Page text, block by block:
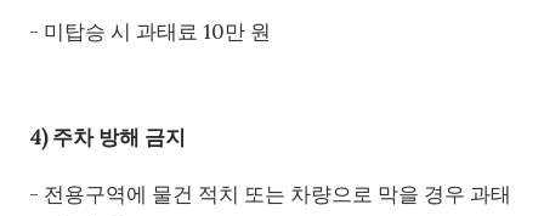
- 미탑승 시 과태료 10만 원
4) 주차 방해 금지
- 전용구역에 물건 적치 또는 차량으로 막을 경우 과태